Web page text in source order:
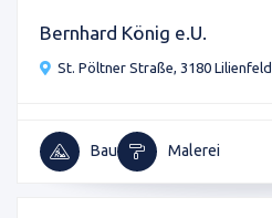
Bernhard König e.U.
St. Pöltner Straße, 3180 Lilienfeld
Bau Malerei